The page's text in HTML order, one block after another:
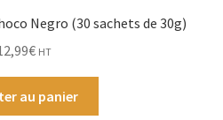
Negro (30 sachets de 30g)
€ HT
au panier